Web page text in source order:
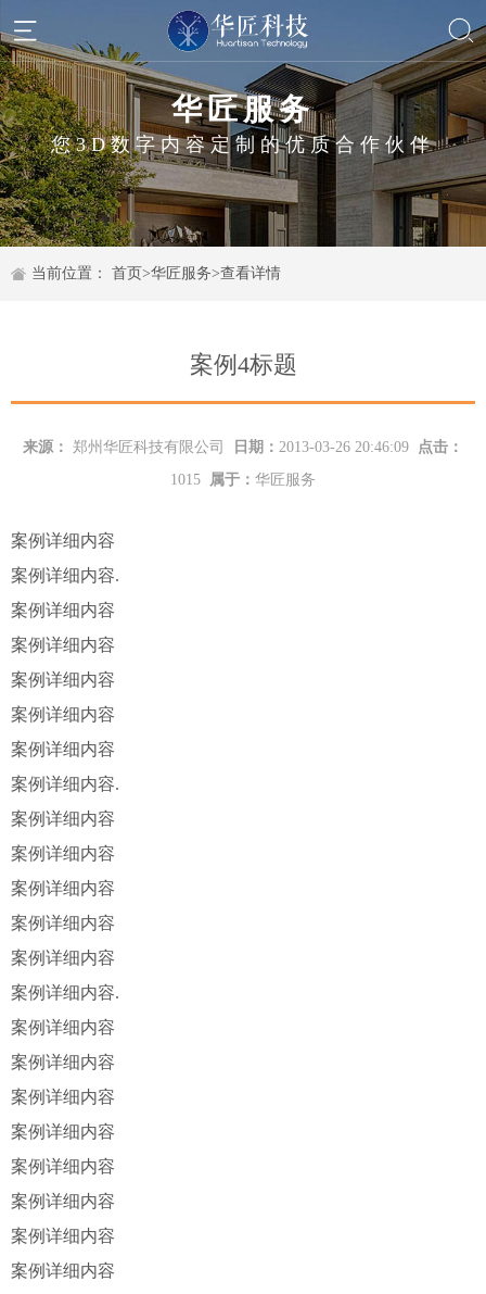
华匠服务
您3D数字内容定制的优质合作伙伴
当前位置： 首页>华匠服务>查看详情
案例4标题
来源： 郑州华匠科技有限公司 日期： 2013-03-26 20:46:09
点击：
1015
属于： 华匠服务
案例详细内容
案例详细内容.
案例详细内容
案例详细内容
案例详细内容
案例详细内容
案例详细内容
案例详细内容.
案例详细内容
案例详细内容
案例详细内容
案例详细内容
案例详细内容
案例详细内容.
案例详细内容
案例详细内容
案例详细内容
案例详细内容
案例详细内容
案例详细内容
案例详细内容
案例详细内容